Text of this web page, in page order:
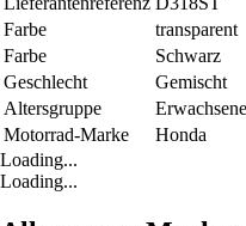
Farbe
transparent
Farbe
Schwarz
Geschlecht
Gemischt
Altersgruppe
Erwachsene
Motorrad-Marke
Honda
Loading...
Loading...